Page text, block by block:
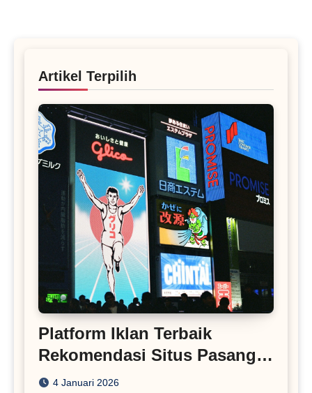
Artikel Terpilih
Platform Iklan Terbaik
Rekomendasi Situs Pasang
Iklan
4 Januari 2026